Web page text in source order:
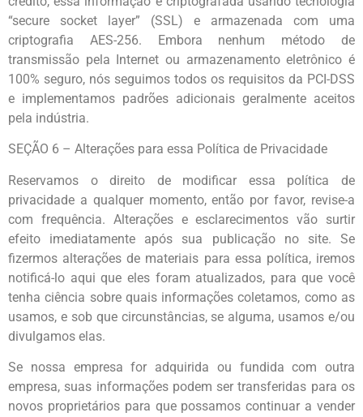
“secure socket layer” (SSL) e armazenada com uma
criptografia AES-256. Embora nenhum método de
transmissão pela Internet ou armazenamento eletrônico é
100% seguro, nós seguimos todos os requisitos da PCI-DSS
e implementamos padrões adicionais geralmente aceitos
pela indústria.
SEÇÃO 6 – Alterações para essa Política de Privacidade
Reservamos o direito de modificar essa política de
privacidade a qualquer momento, então por favor, revise-a
com frequência. Alterações e esclarecimentos vão surtir
efeito imediatamente após sua publicação no site. Se
fizermos alterações de materiais para essa política, iremos
notificá-lo aqui que eles foram atualizados, para que você
tenha ciência sobre quais informações coletamos, como as
usamos, e sob que circunstâncias, se alguma, usamos e/ou
divulgamos elas.
Se nossa empresa for adquirida ou fundida com outra
empresa, suas informações podem ser transferidas para os
novos proprietários para que possamos continuar a vender